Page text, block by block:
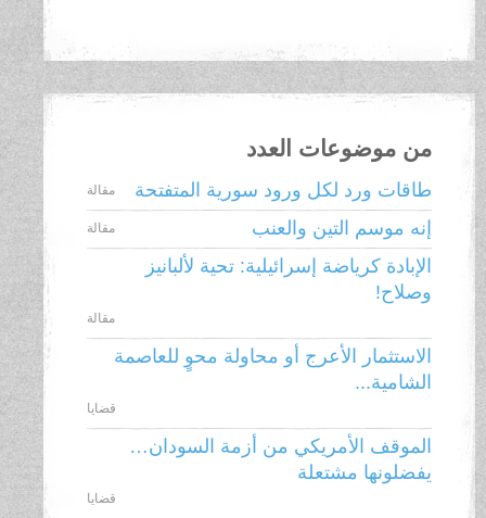
من موضوعات العدد
طاقات ورد لكل ورود سورية المتفتحة مقالة
إنه موسم التين والعنب
الإبادة كرياضة إسرائيلية: تحية لألبانيز
وصلاح!
الاستثمار الأعرج أو محاولة محوٍ للعاصمة
الشامية...
الموقف الأمريكي من أزمة السودان…
يفضلونها مشتعلة